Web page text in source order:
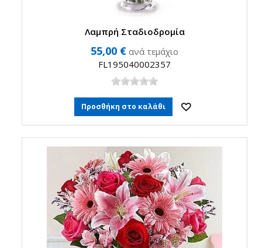
Λαμπρή Σταδιοδρομία
55,00 € ανά τεμάχιο
FL195040002357
Προσθήκη στο καλάθι